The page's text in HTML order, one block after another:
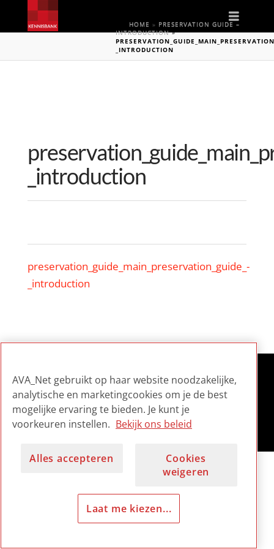
HOME » PRESERVATION GUIDE –
INTRODUCTION»
_INTRODUCTION
_introduction
preservation_guide_main_preservation_guide_-
_introduction
AVA_Net gebruikt op haar website noodzakelijke,
analytische en marketingcookies om je de best
mogelijke ervaring te bieden. Je kunt je
voorkeuren instellen. Bekijk ons beleid
Alles accepteren
Cookies
weigeren
Laat me kiezen...